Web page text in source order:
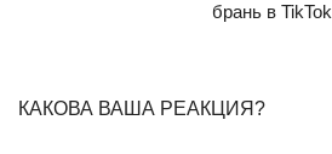
брань в TikTok
КАКОВА ВАША РЕАКЦИЯ?